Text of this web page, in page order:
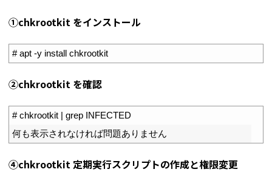
①chkrootkit をインストール
# apt -y install chkrootkit
➁chkrootkit を確認
# chkrootkit | grep INFECTED
何も表示されなければ問題ありません
④chkrootkit 定期実行スクリプトの作成と権限変更